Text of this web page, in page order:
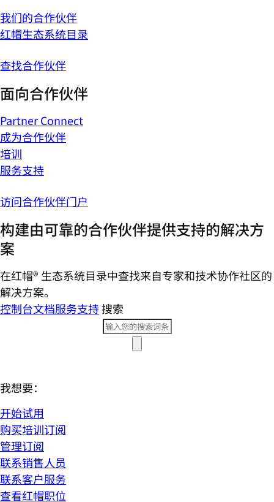
我们的合作伙伴
红帽生态系统目录
查找合作伙伴
面向合作伙伴
Partner Connect
成为合作伙伴
培训
服务支持
访问合作伙伴门户
构建由可靠的合作伙伴提供支持的解决方
案
在红帽® 生态系统目录中查找来自专家和技术协作社区的
解决方案。
控制台文档服务支持搜索
我想要：
开始试用
购买培训订阅
管理订阅
联系销售人员
联系客户服务
查看红帽职位